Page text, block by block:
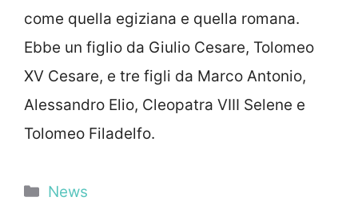
come quella egiziana e quella romana.
Ebbe un figlio da Giulio Cesare, Tolomeo
XV Cesare, e tre figli da Marco Antonio,
Alessandro Elio, Cleopatra VIII Selene e
Tolomeo Filadelfo.
Categorie
News